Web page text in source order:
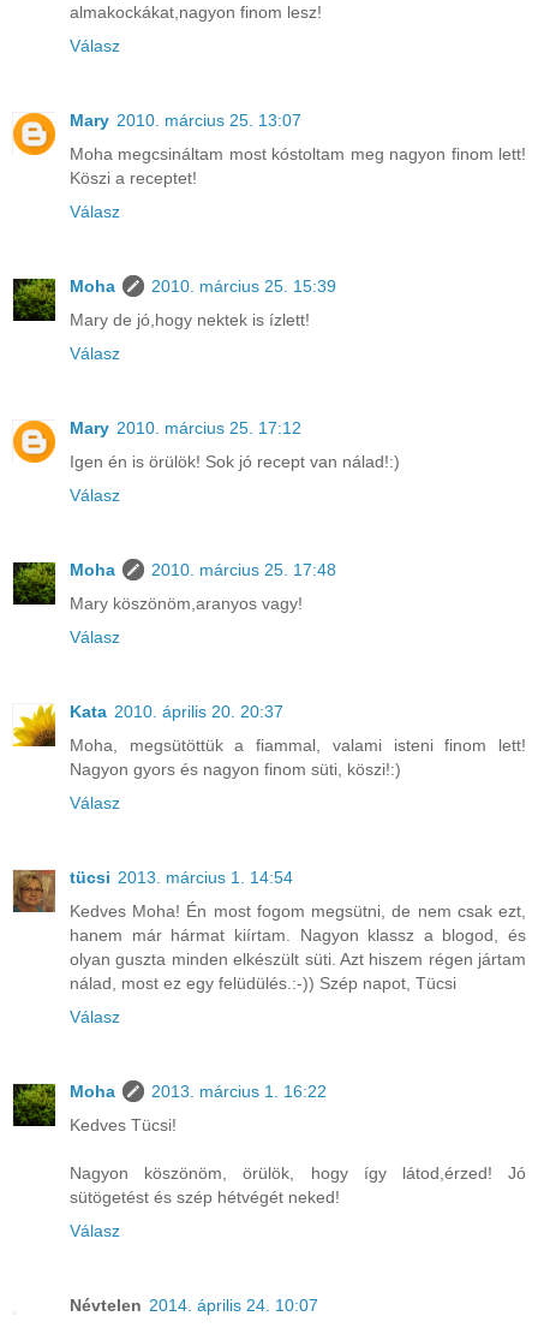
almakockákat,nagyon finom lesz!
Válasz
Mary 2010. március 25. 13:07
Moha megcsináltam most kóstoltam meg nagyon finom lett!
Köszi a receptet!
Válasz
Moha
2010. március 25. 15:39
Mary de jó,hogy nektek is ízlett!
Válasz
Mary 2010. március 25. 17:12
Igen én is örülök! Sok jó recept van nálad!:)
Válasz
Moha
2010. március 25. 17:48
Mary köszönöm,aranyos vagy!
Válasz
Kata 2010. április 20. 20:37
Moha, megsütöttük a fiammal, valami isteni finom lett!
Nagyon gyors és nagyon finom süti, köszi!:)
Válasz
tücsi 2013. március 1. 14:54
Kedves Moha! Én most fogom megsütni, de nem csak ezt,
hanem már hármat kiírtam. Nagyon klassz a blogod, és
olyan guszta minden elkészült süti. Azt hiszem régen jártam
nálad, most ez egy felüdülés.:-)) Szép napot, Tücsi
Válasz
Moha
2013. március 1. 16:22
Kedves Tücsi!
Nagyon köszönöm, örülök, hogy így látod,érzed! Jó
sütögetést és szép hétvégét neked!
Válasz
Névtelen 2014. április 24. 10:07